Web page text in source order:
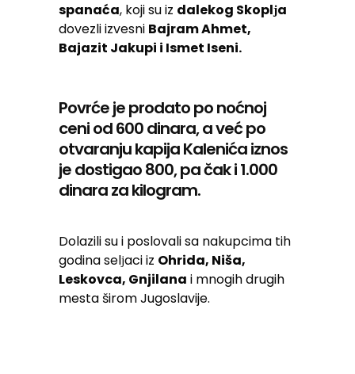
spanaća, koji su iz dalekog Skoplјa
dovezli izvesni Bajram Ahmet,
Bajazit Jakupi i Ismet Iseni.
Povrće je prodato po noćnoj
ceni od 600 dinara, a već po
otvaranju kapija Kalenića iznos
je dostigao 800, pa čak i 1.000
dinara za kilogram.
Dolazili su i poslovali sa nakupcima tih
godina selјaci iz Ohrida, Niša,
Leskovca, Gnjilana i mnogih drugih
mesta širom Jugoslavije.